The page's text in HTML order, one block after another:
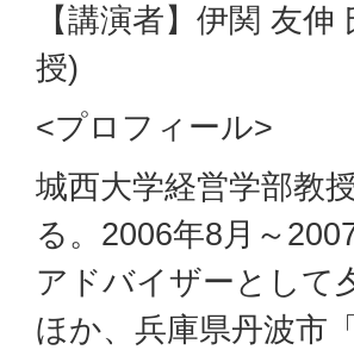
【講演者】伊関 友
授)
<プロフィール>
城西大学経営学部教
る。2006年8月～
アドバイザーとして
ほか、兵庫県丹波市